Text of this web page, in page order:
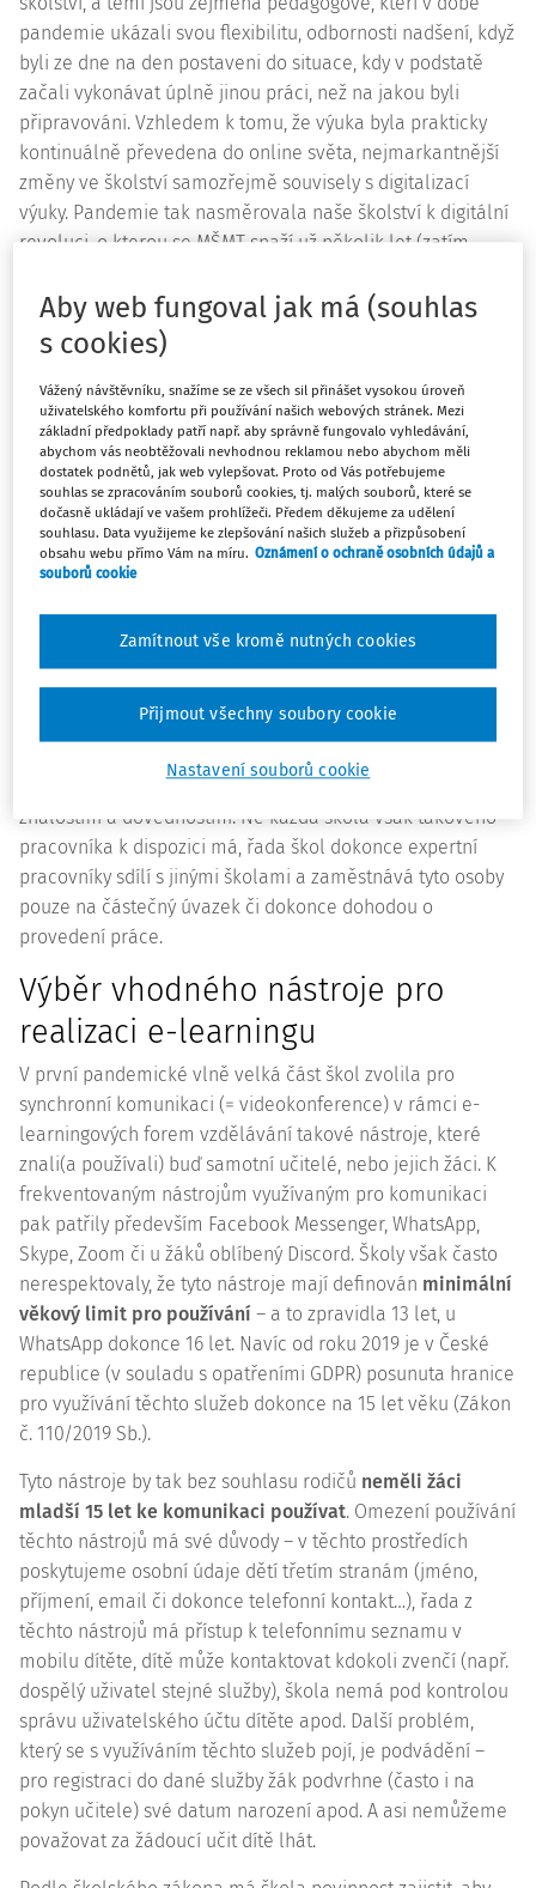
pandemie ukázali svou flexibilitu, odbornosti nadšení, když
byli ze dne na den postaveni do situace, kdy v podstatě
začali vykonávat úplně jinou práci, než na jakou byli
připravováni. Vzhledem k tomu, že výuka byla prakticky
kontinuálně převedena do online světa, nejmarkantnější
změny ve školství samozřejmě souvisely s digitalizací
výuky. Pandemie tak nasměrovala naše školství k digitální
revoluci, o kterou se MŠMT snaží už několik let (zatím
online výuce pochopitelně nebyl jednoduchý, spíše
naopak, ale právě díky profesionalitě učitelů a jejich
odhodlání nerezignovat a pokračovat v práci se povedlo
mnoho dobrého. Pozitivní zkušenosti z online výuky budou
učitelé určitě využívati dále, nicméně digitalizace školství
je obrovská výzva s řadou složitých aspektů, které je
potřeba vyřešit. V tomto článku se budeme věnovat
některým z nich, především pak bezpečnosti online výuky.
Zajištění technického personálu
výuku skutečně zabezpečit, je nutné mít k dispozici
personál, který je schopen online vzdělávací systémy
účtů a rolía zajistit případnou podporu v situacích, kdy
dojde k bezpečnostnímu incidentu. Tuto úlohu může hrát
např. ICT koordinátor či další pracovník disponující IT
znalostmi a dovednostmi. Ne každá škola však takového
pracovníka k dispozici má, řada škol dokonce expertní
pracovníky sdílí s jinými školami a zaměstnává tyto osoby
pouze na částečný úvazek či dokonce dohodou o
provedení práce.
Výběr vhodného nástroje pro
realizaci e-learningu
V první pandemické vlně velká část škol zvolila pro
synchronní komunikaci (= videokonference) v rámci e-
learningových forem vzdělávání takové nástroje, které
znali(a používali) buď samotní učitelé, nebo jejich žáci. K
frekventovaným nástrojům využívaným pro komunikaci
pak patřily především Facebook Messenger, WhatsApp,
Skype, Zoom či u žáků oblíbený Discord. Školy však často
nerespektovaly, že tyto nástroje mají definován minimální
věkový limit pro používání – a to zpravidla 13 let, u
WhatsApp dokonce 16 let. Navíc od roku 2019 je v České
republice (v souladu s opatřeními GDPR) posunuta hranice
pro využívání těchto služeb dokonce na 15 let věku (Zákon
č. 110/2019 Sb.).
Tyto nástroje by tak bez souhlasu rodičů neměli žáci
mladší 15 let ke komunikaci používat. Omezení používání
těchto nástrojů má své důvody – v těchto prostředích
poskytujeme osobní údaje dětí třetím stranám (jméno,
příjmení, email či dokonce telefonní kontakt…), řada z
těchto nástrojů má přístup k telefonnímu seznamu v
mobilu dítěte, dítě může kontaktovat kdokoli zvenčí (např.
dospělý uživatel stejné služby), škola nemá pod kontrolou
správu uživatelského účtu dítěte apod. Další problém,
který se s využíváním těchto služeb pojí, je podvádění –
pro registraci do dané služby žák podvrhne (často i na
pokyn učitele) své datum narození apod. A asi nemůžeme
považovat za žádoucí učit dítě lhát.
Aby web fungoval jak má (souhlas
s cookies)
Vážený návštěvníku, snažíme se ze všech sil přinášet vysokou úroveň
uživatelského komfortu při používání našich webových stránek. Mezi
základní předpoklady patří např. aby správně fungovalo vyhledávání,
abychom vás neobtěžovali nevhodnou reklamou nebo abychom měli
dostatek podnětů, jak web vylepšovat. Proto od Vás potřebujeme
souhlas se zpracováním souborů cookies, tj. malých souborů, které se
dočasně ukládají ve vašem prohlížeči. Předem děkujeme za udělení
souhlasu. Data využijeme ke zlepšování našich služeb a přizpůsobení
obsahu webu přímo Vám na míru. Oznámení o ochraně osobních údajů a
souborů cookie
Nastavení souborů cookie
Zamítnout vše kromě nutných cookies
Přijmout všechny soubory cookie